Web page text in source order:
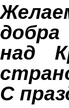
над
С